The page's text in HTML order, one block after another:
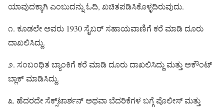
ಯಾವುದಕ್ಕಾಗಿ ಎಂಬುದನ್ನು ಓದಿ, ಖಚಿತಪಡಿಸಿಕೊಳ್ಳದಿರುವುದು.
೧. ಕೂಡಲೇ ಅವರು 1930 ಸೈಬರ್ ಸಹಾಯವಾಣಿಗೆ ಕರೆ ಮಾಡಿ ದೂರು
ದಾಖಲಿಸಿದ್ದು.
೨. ಸಂಬಂಧಿತ ಬ್ಯಾಂಕಿಗೆ ಕರೆ ಮಾಡಿ ದೂರು ದಾಖಲಿಸಿದ್ದು ಮತ್ತು ಅಕೌಂಟ್
ಬ್ಲಾಕ್ ಮಾಡಿಸಿದ್ದು.
೩. ಹೆದರದೇ ಸೆಕ್ಸ್‌ಟಾರ್ಶನ್ ಅಥವಾ ಬೆದರಿಕೆಗಳ ಬಗ್ಗೆ ಪೊಲೀಸ್ ಮತ್ತು